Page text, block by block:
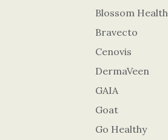
Blossom Health
Bravecto
Cenovis
DermaVeen
GAIA
Goat
Go Healthy